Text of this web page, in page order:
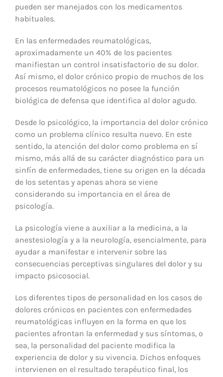
pueden ser manejados con los medicamentos
habituales.
En las enfermedades reumatológicas,
aproximadamente un 40% de los pacientes
manifiestan un control insatisfactorio de su dolor.
Así mismo, el dolor crónico propio de muchos de los
procesos reumatológicos no posee la función
biológica de defensa que identifica al dolor agudo.
Desde lo psicológico, la importancia del dolor crónico
como un problema clínico resulta nuevo. En este
sentido, la atención del dolor como problema en sí
mismo, más allá de su carácter diagnóstico para un
sinfín de enfermedades, tiene su origen en la década
de los setentas y apenas ahora se viene
considerando su importancia en el área de
psicología.
La psicología viene a auxiliar a la medicina, a la
anestesiología y a la neurología, esencialmente, para
ayudar a manifestar e intervenir sobre las
consecuencias perceptivas singulares del dolor y su
impacto psicosocial.
Los diferentes tipos de personalidad en los casos de
dolores crónicos en pacientes con enfermedades
reumatológicas influyen en la forma en que los
pacientes afrontan la enfermedad y sus síntomas, o
sea, la personalidad del paciente modifica la
experiencia de dolor y su vivencia. Dichos enfoques
intervienen en el resultado terapéutico final, los